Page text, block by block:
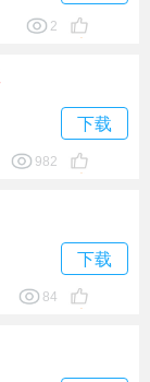
2
下载
982
下载
84